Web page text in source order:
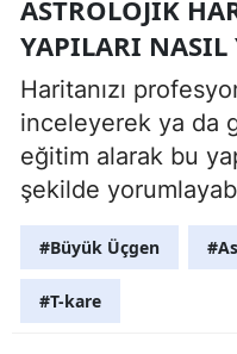
ASTROLOJIK
YAPILARI
Haritanızı
inceleyerek ya da
eğitim alarak bu
şekilde
#Büyük Üçgen
#T-kare